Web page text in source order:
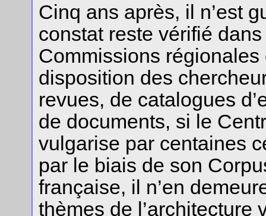
Cinq ans après, il n’est
constat reste vérifié
Commissions régionales
disposition des
revues, de catalogues
de documents, si le
vulgarise par centaines
par le biais de son
française, il n’en
thèmes de l’architecture